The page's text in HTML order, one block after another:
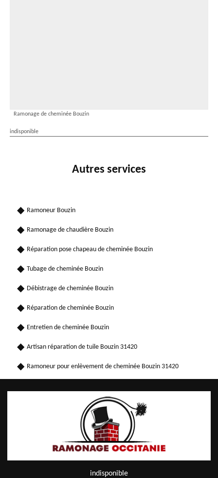
Ramonage de cheminée Bouzin
indisponible
Autres services
Ramoneur Bouzin
Ramonage de chaudière Bouzin
Réparation pose chapeau de cheminée Bouzin
Tubage de cheminée Bouzin
Débistrage de cheminée Bouzin
Réparation de cheminée Bouzin
Entretien de cheminée Bouzin
Artisan réparation de tuile Bouzin 31420
Ramoneur pour enlèvement de cheminée Bouzin 31420
indisponible